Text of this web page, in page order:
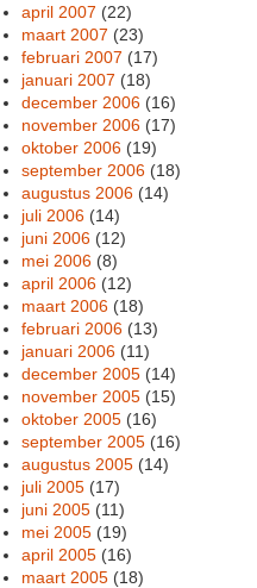
april 2007 (22)
maart 2007 (23)
februari 2007 (17)
januari 2007 (18)
december 2006 (16)
november 2006 (17)
oktober 2006 (19)
september 2006 (18)
augustus 2006 (14)
juli 2006 (14)
juni 2006 (12)
mei 2006 (8)
april 2006 (12)
maart 2006 (18)
februari 2006 (13)
januari 2006 (11)
december 2005 (14)
november 2005 (15)
oktober 2005 (16)
september 2005 (16)
augustus 2005 (14)
juli 2005 (17)
juni 2005 (11)
mei 2005 (19)
april 2005 (16)
maart 2005 (18)